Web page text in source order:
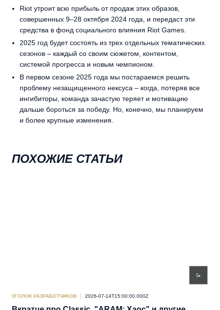
Riot утроит всю прибыль от продаж этих образов,
совершенных 9–28 октября 2024 года, и передаст эти
средства в фонд социального влияния Riot Games.
2025 год будет состоять из трех отдельных тематических
сезонов – каждый со своим сюжетом, контентом,
системой прогресса и новым чемпионом.
В первом сезоне 2025 года мы постараемся решить
проблему незащищенного нексуса – когда, потеряв все
ингибиторы, команда зачастую теряет и мотивацию
дальше бороться за победу. Но, конечно, мы планируем
и более крупные изменения.
ПОХОЖИЕ СТАТЬИ
УГОЛОК РАЗРАБОТЧИКОВ 2026-07-14T15:00:00.000Z